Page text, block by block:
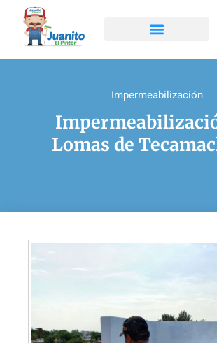
Impermeabilización
Lomas de